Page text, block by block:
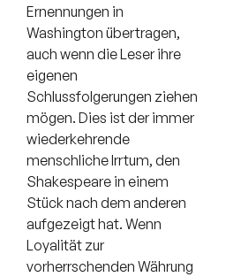
Ernennungen in
Washington übertragen,
auch wenn die Leser ihre
eigenen
Schlussfolgerungen ziehen
mögen. Dies ist der immer
wiederkehrende
menschliche Irrtum, den
Shakespeare in einem
Stück nach dem anderen
aufgezeigt hat. Wenn
Loyalität zur
vorherrschenden Währung